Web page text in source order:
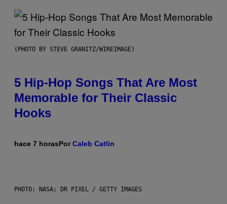
(PHOTO BY STEVE GRANITZ/WIREIMAGE)
5 Hip-Hop Songs That Are Most
Memorable for Their Classic
Hooks
hace 7 horasPorCaleb Catlin
PHOTO: NASA; DR PIXEL / GETTY IMAGES